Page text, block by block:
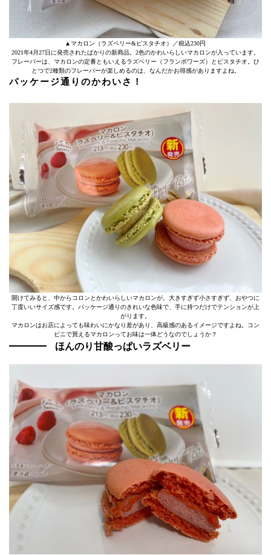
▲マカロン（ラズベリー&ピスタチオ）／税込230円
2021年4月27日に発売されたばかりの新商品。2色のかわいらしいマカロンが入っています。
フレーバーは、マカロンの定番ともいえるラズベリー（フランボワーズ）とピスタチオ。ひ
とつで2種類のフレーバーが楽しめるのは、なんだかお得感がありますよね。
パッケージ通りのかわいさ！
開けてみると、中からコロンとかわいらしいマカロンが。大きすぎず小さすぎず、おやつに
丁度いいサイズ感です。パッケージ通りのきれいな色味で、手に持つだけでテンションが上
がります。
マカロンはお店によっても味わいにかなり差があり、高級感のあるイメージですよね。コン
ビニで買えるマカロンってお味は一体どうなのでしょうか？
ほんのり甘酸っぱいラズベリー